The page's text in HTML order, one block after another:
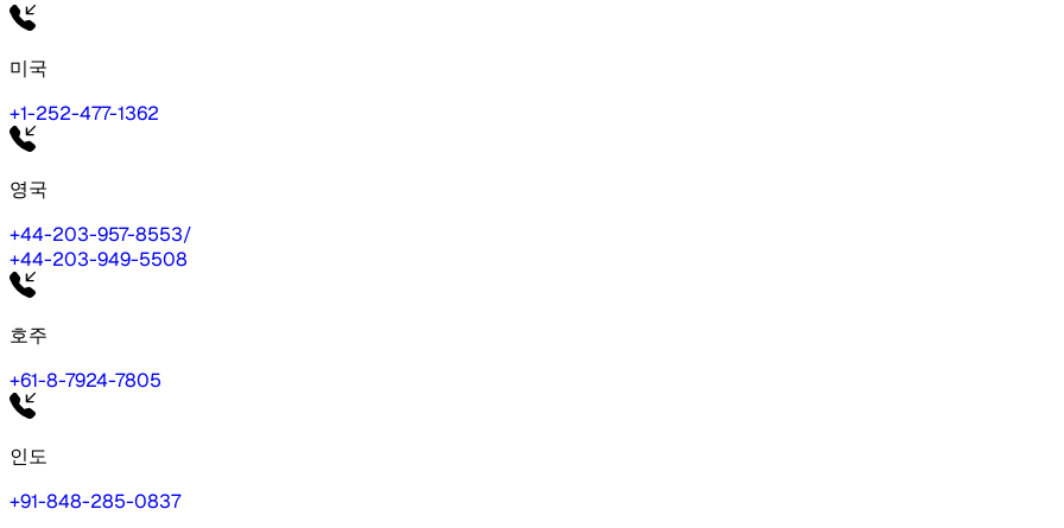
미국
+1-252-477-1362
영국
+44-203-957-8553/
+44-203-949-5508
호주
+61-8-7924-7805
인도
+91-848-285-0837